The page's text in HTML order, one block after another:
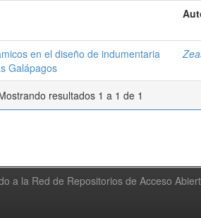
en el diseño de indumentaria
Galápagos
resultados 1 a 1 de 1
a la Red de Repositorios de Acceso